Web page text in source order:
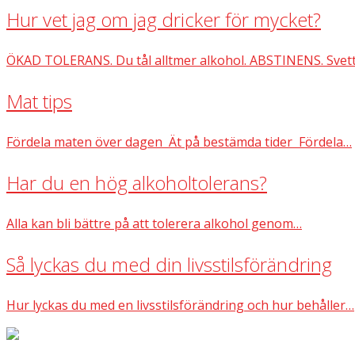
Hur vet jag om jag dricker för mycket?
ÖKAD TOLERANS. Du tål alltmer alkohol. ABSTINENS.
Mat tips
Fördela maten över dagen Ät på bestämda tider Fördela…
Har du en hög alkoholtolerans?
Alla kan bli bättre på att tolerera alkohol genom…
Så lyckas du med din livsstilsförändring
Hur lyckas du med en livsstilsförändring och hur behåller…